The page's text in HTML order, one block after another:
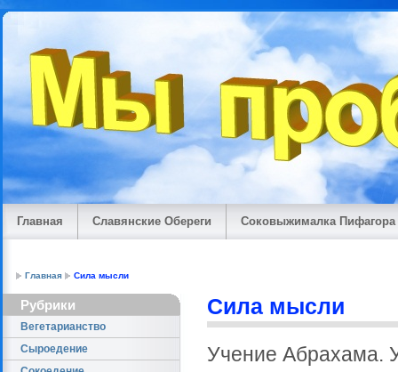
Главная Славянские Обереги Соковыжималка Пифагора
Главная Сила мысли
Рубрики
Вегетарианство
Сыроедение
Сила мысли
Учение Абрахама.